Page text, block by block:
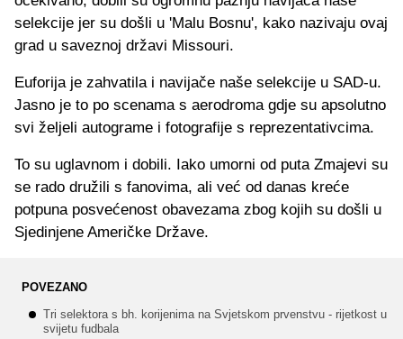
selekcije jer su došli u 'Malu Bosnu', kako nazivaju ovaj
grad u saveznoj državi Missouri.
Euforija je zahvatila i navijače naše selekcije u SAD-u.
Jasno je to po scenama s aerodroma gdje su apsolutno
svi željeli autograme i fotografije s reprezentativcima.
To su uglavnom i dobili. Iako umorni od puta Zmajevi su
se rado družili s fanovima, ali već od danas kreće
potpuna posvećenost obavezama zbog kojih su došli u
Sjedinjene Američke Države.
POVEZANO
Tri selektora s bh. korijenima na Svjetskom prvenstvu - rijetkost u
svijetu fudbala